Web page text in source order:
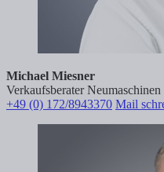
Michael Miesner
Verkaufsberater Neumaschinen
+49 (0) 172/8943370 Mail